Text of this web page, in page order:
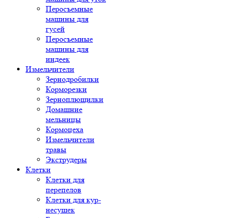
Перосъемные
машины для
гусей
Перосъемные
машины для
индеек
Измельчители
Зернодробилки
Корморезки
Зерноплющилки
Домашние
мельницы
Кормоцеха
Измельчители
травы
Экструдеры
Клетки
Клетки для
перепелов
Клетки для кур-
несушек